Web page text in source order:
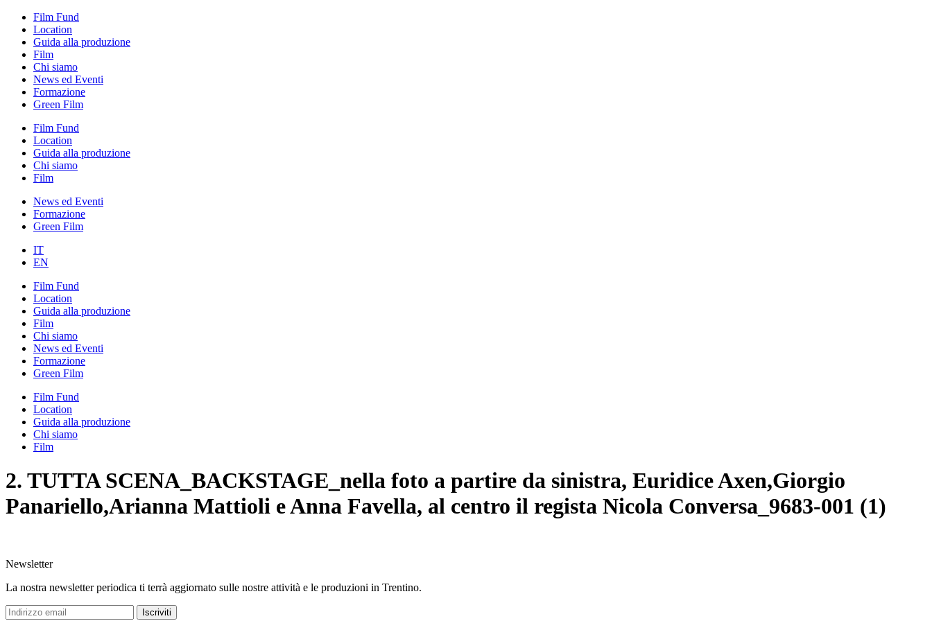
Film Fund
Location
Guida alla produzione
Film
Chi siamo
News ed Eventi
Formazione
Green Film
Film Fund
Location
Guida alla produzione
Chi siamo
Film
News ed Eventi
Formazione
Green Film
IT
EN
Film Fund
Location
Guida alla produzione
Film
Chi siamo
News ed Eventi
Formazione
Green Film
Film Fund
Location
Guida alla produzione
Chi siamo
Film
2. TUTTA SCENA_BACKSTAGE_nella foto a partire da sinistra, Euridice Axen,Giorgio
Panariello,Arianna Mattioli e Anna Favella, al centro il regista Nicola Conversa_9683-001 (1)
Newsletter
La nostra newsletter periodica ti terrà aggiornato sulle nostre attività e le produzioni in Trentino.
Iscriviti